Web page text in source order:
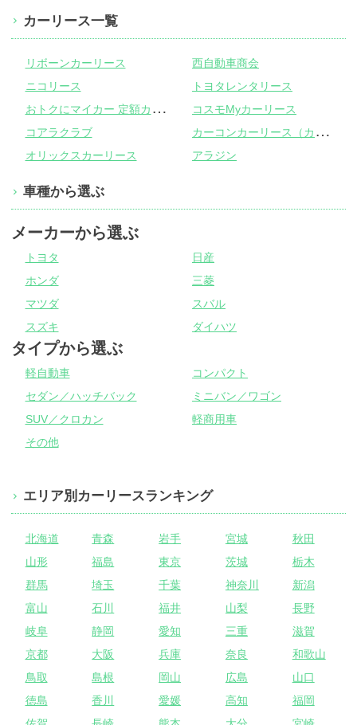
カーリース一覧
リボーンカーリース
西自動車商会
ニコリース
トヨタレンタリース
お
トクにマイカー 定額カルモくん
コスモMyカーリース
コアラクラブ
カ
ーコンカーリース（カーコンビニ倶楽部）
オリックスカーリース アラジン
車種から選ぶ
メーカーから選ぶ
トヨタ
日産
ホンダ
三菱
マツダ
スバル
スズキ
ダイハツ
タイプから選ぶ
軽自動車
コンパクト
セダン／ハッチバック
ミニバン／ワゴン
SUV／クロカン
軽商用車
その他
エリア別カーリースランキング
北海道 青森 岩手 宮城
秋田
山形
福島 東京 茨城
栃木
群馬
埼玉 千葉 神奈川
新潟
富山
石川 福井 山梨
長野
岐阜
静岡 愛知 三重
滋賀
京都
大阪 兵庫 奈良
和歌山
鳥取
島根 岡山 広島
山口
徳島
香川 愛媛 高知
福岡